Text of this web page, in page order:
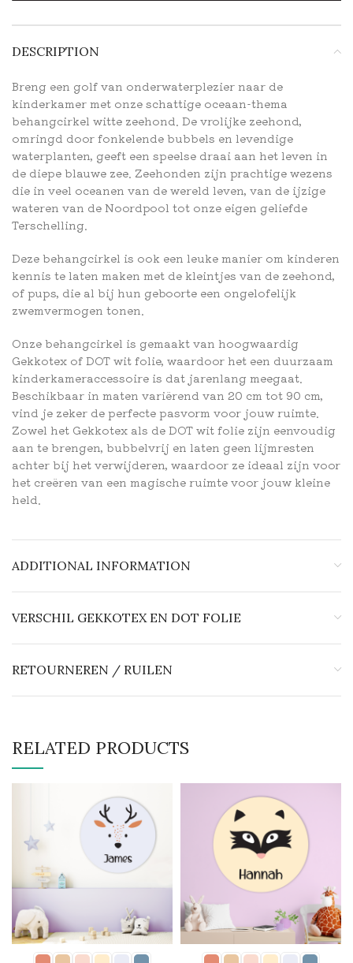
DESCRIPTION
Breng een golf van onderwaterplezier naar de
kinderkamer met onze schattige oceaan-thema
behangcirkel witte zeehond. De vrolijke zeehond,
omringd door fonkelende bubbels en levendige
waterplanten, geeft een speelse draai aan het leven in
de diepe blauwe zee. Zeehonden zijn prachtige wezens
die in veel oceanen van de wereld leven, van de ijzige
wateren van de Noordpool tot onze eigen geliefde
Terschelling.
Deze behangcirkel is ook een leuke manier om kinderen
kennis te laten maken met de kleintjes van de zeehond,
of pups, die al bij hun geboorte een ongelofelijk
zwemvermogen tonen.
Onze behangcirkel is gemaakt van hoogwaardig
Gekkotex of DOT wit folie, waardoor het een duurzaam
kinderkameraccessoire is dat jarenlang meegaat.
Beschikbaar in maten variërend van 20 cm tot 90 cm,
vind je zeker de perfecte pasvorm voor jouw ruimte.
Zowel het Gekkotex als de DOT wit folie zijn eenvoudig
aan te brengen, bubbelvrij en laten geen lijmresten
achter bij het verwijderen, waardoor ze ideaal zijn voor
het creëren van een magische ruimte voor jouw kleine
held.
ADDITIONAL INFORMATION
VERSCHIL GEKKOTEX EN DOT FOLIE
RETOURNEREN / RUILEN
RELATED PRODUCTS